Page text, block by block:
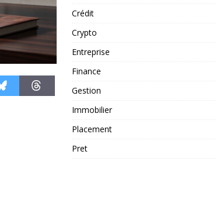
Crédit
Crypto
Entreprise
Finance
Gestion
Immobilier
Placement
Pret